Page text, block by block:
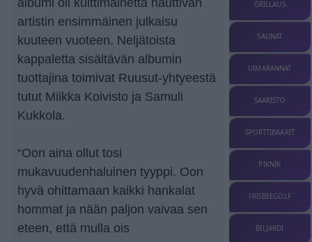
artistin ensimmäinen julkaisu
kuuteen vuoteen. Neljätoista
kappaletta sisältävän albumin
tuottajina toimivat Ruusut-yhtyeestä
tutut Miikka Koivisto ja Samuli
Kukkola.
“Oon aina ollut tosi
mukavuudenhaluinen tyyppi. Oon
hyvä ohittamaan kaikki hankalat
hommat ja nään paljon vaivaa sen
eteen, että mulla ois
GRILLAUS
SAUNAT
UIMARANNAT
SAARISTO
SPORTTIBAARIT
PIKNIK
FRISBEEGOLF
BILJARDI